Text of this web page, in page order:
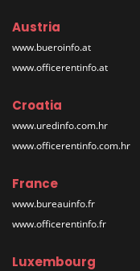
Austria
www.bueroinfo.at
www.officerentinfo.at
Croatia
www.uredinfo.com.hr
www.officerentinfo.com.hr
France
www.bureauinfo.fr
www.officerentinfo.fr
Luxembourg